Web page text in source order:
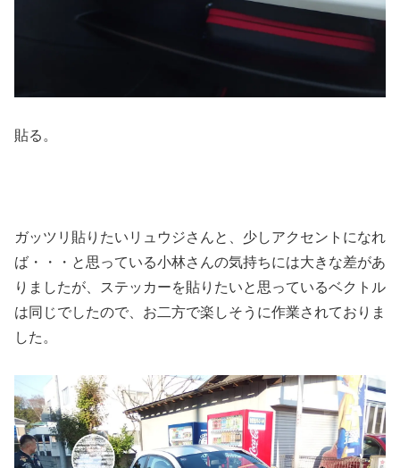
貼る。
ガッツリ貼りたいリュウジさんと、少しアクセントになれ
ば・・・と思っている小林さんの気持ちには大きな差があ
りましたが、ステッカーを貼りたいと思っているベクトル
は同じでしたので、お二方で楽しそうに作業されておりま
した。